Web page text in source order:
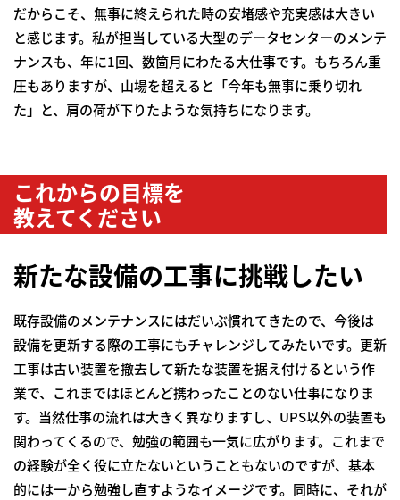
だからこそ、無事に終えられた時の安堵感や充実感は大きい
と感じます。私が担当している大型のデータセンターのメンテ
ナンスも、年に1回、数箇月にわたる大仕事です。もちろん重
圧もありますが、山場を超えると「今年も無事に乗り切れ
た」と、肩の荷が下りたような気持ちになります。
これからの目標を
教えてください
新たな設備の工事に挑戦したい
既存設備のメンテナンスにはだいぶ慣れてきたので、今後は
設備を更新する際の工事にもチャレンジしてみたいです。更新
工事は古い装置を撤去して新たな装置を据え付けるという作
業で、これまではほとんど携わったことのない仕事になりま
す。当然仕事の流れは大きく異なりますし、UPS以外の装置も
関わってくるので、勉強の範囲も一気に広がります。これまで
の経験が全く役に立たないということもないのですが、基本
的には一から勉強し直すようなイメージです。同時に、それが